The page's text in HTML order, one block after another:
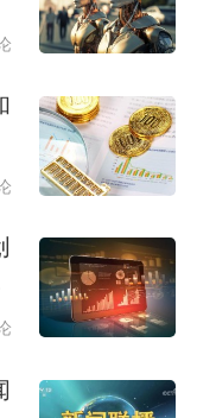
试图在名单
君一飨。